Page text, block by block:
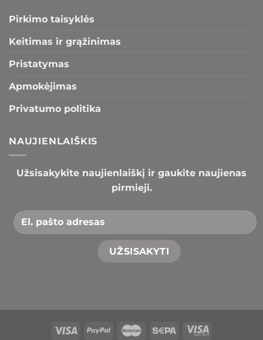
Pirkimo taisyklės
Keitimas ir grąžinimas
Pristatymas
Apmokėjimas
Privatumo politika
NAUJIENLAIŠKIS
Užsisakykite naujienlaiškį ir gaukite naujienas
pirmieji.